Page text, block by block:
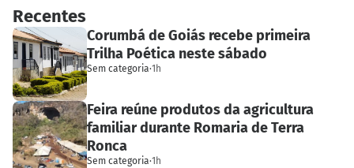
Recentes
Corumbá de Goiás recebe primeira
Trilha Poética neste sábado
Sem categoria·1h
Feira reúne produtos da agricultura
familiar durante Romaria de Terra
Ronca
Sem categoria·1h